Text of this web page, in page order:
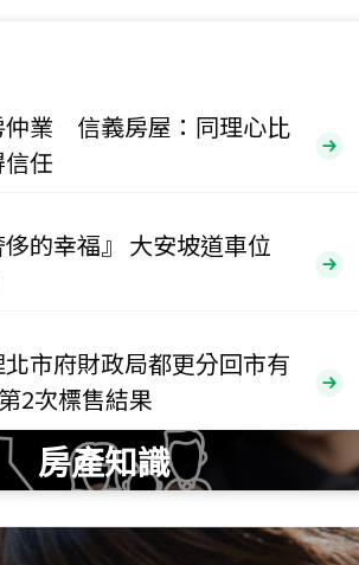
永和區環河西路二段
07月 成交
央 5,800萬
西華 1,938萬
07 月 成交
豹
中山區長春路
07月 成交
泉十美
北投區光明路
總價
1,020萬
仲業 信義房屋：同理心比
任
的幸福』 大安坡道車位
市府財政局都更分回市有
2次標售結果
房產知識